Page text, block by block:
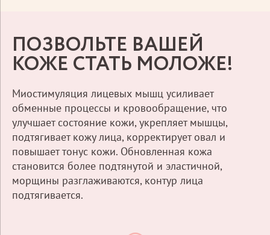
ПОЗВОЛЬТЕ ВАШЕЙ
КОЖЕ СТАТЬ МОЛОЖЕ!
Миостимуляция лицевых мышц усиливает
обменные процессы и кровообращение, что
улучшает состояние кожи, укрепляет мышцы,
подтягивает кожу лица, корректирует овал и
повышает тонус кожи. Обновленная кожа
становится более подтянутой и эластичной,
морщины разглаживаются, контур лица
подтягивается.